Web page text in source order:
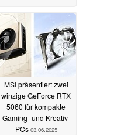
MSI präsentiert zwei
winzige GeForce RTX
5060 für kompakte
Gaming- und Kreativ-
PCs 03.06.2025